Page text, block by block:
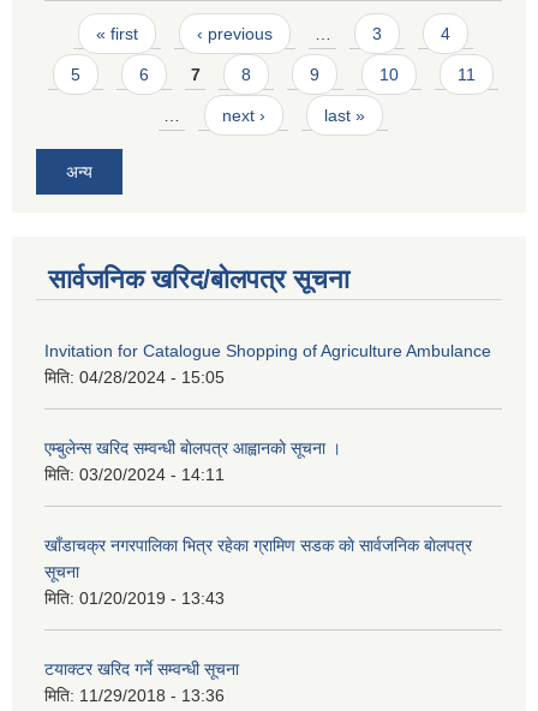
Pages
« first ‹ previous … 3 4
5 6 7 8 9 10 11
… next › last »
अन्य
सार्वजनिक खरिद/बोलपत्र सूचना
Invitation for Catalogue Shopping of Agriculture Ambulance
मिति: 04/28/2024 - 15:05
एम्बुलेन्स खरिद सम्वन्धी बाेलपत्र आह्वानकाे सूचना ।
मिति: 03/20/2024 - 14:11
खाँडाचक्र नगरपालिका भित्र रहेका ग्रामिण सडक काे सार्वजनिक बाेलपत्र
सूचना
मिति: 01/20/2019 - 13:43
टयाक्टर खरिद गर्ने सम्वन्धी सूचना
मिति: 11/29/2018 - 13:36